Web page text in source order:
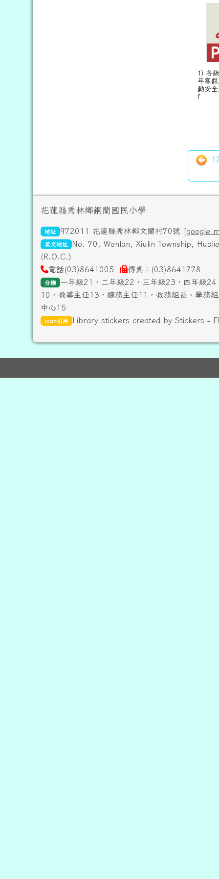
1) 各
年寒
動安
f
頁尾區域內容
花蓮縣秀林鄉銅蘭國民小學
地址 972011 花蓮縣秀林鄉文蘭村70號 [google
英文地址
No. 70, Wenlan, Xiulin Township,
(R.O.C.)
電話(03)8641005
傳真：(03)8641778
分機
一年級21，二年級22，三年級23，四年級
10，教導主任13，總務主任11，教務組長、學務
中心15
icon引用 Library stickers created by Stickers -